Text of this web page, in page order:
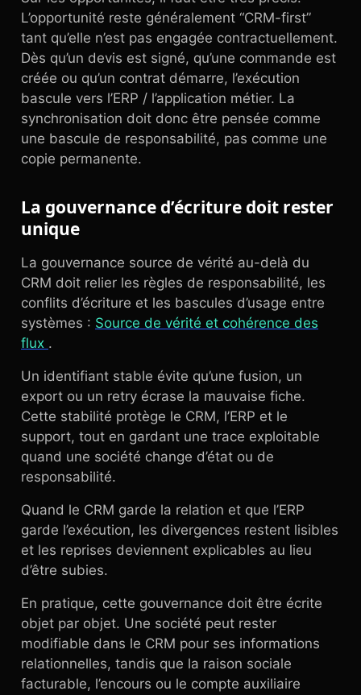
L’opportunité reste généralement “CRM-first”
tant qu’elle n’est pas engagée contractuellement.
Dès qu’un devis est signé, qu’une commande est
créée ou qu’un contrat démarre, l’exécution
bascule vers l’ERP / l’application métier. La
synchronisation doit donc être pensée comme
une bascule de responsabilité, pas comme une
copie permanente.
La gouvernance d’écriture doit rester
unique
La gouvernance source de vérité au-delà du
CRM doit relier les règles de responsabilité, les
conflits d’écriture et les bascules d’usage entre
systèmes : Source de vérité et cohérence des
flux .
Un identifiant stable évite qu’une fusion, un
export ou un retry écrase la mauvaise fiche.
Cette stabilité protège le CRM, l’ERP et le
support, tout en gardant une trace exploitable
quand une société change d’état ou de
responsabilité.
Quand le CRM garde la relation et que l’ERP
garde l’exécution, les divergences restent lisibles
et les reprises deviennent explicables au lieu
d’être subies.
En pratique, cette gouvernance doit être écrite
objet par objet. Une société peut rester
modifiable dans le CRM pour ses informations
relationnelles, tandis que la raison sociale
facturable, l’encours ou le compte auxiliaire